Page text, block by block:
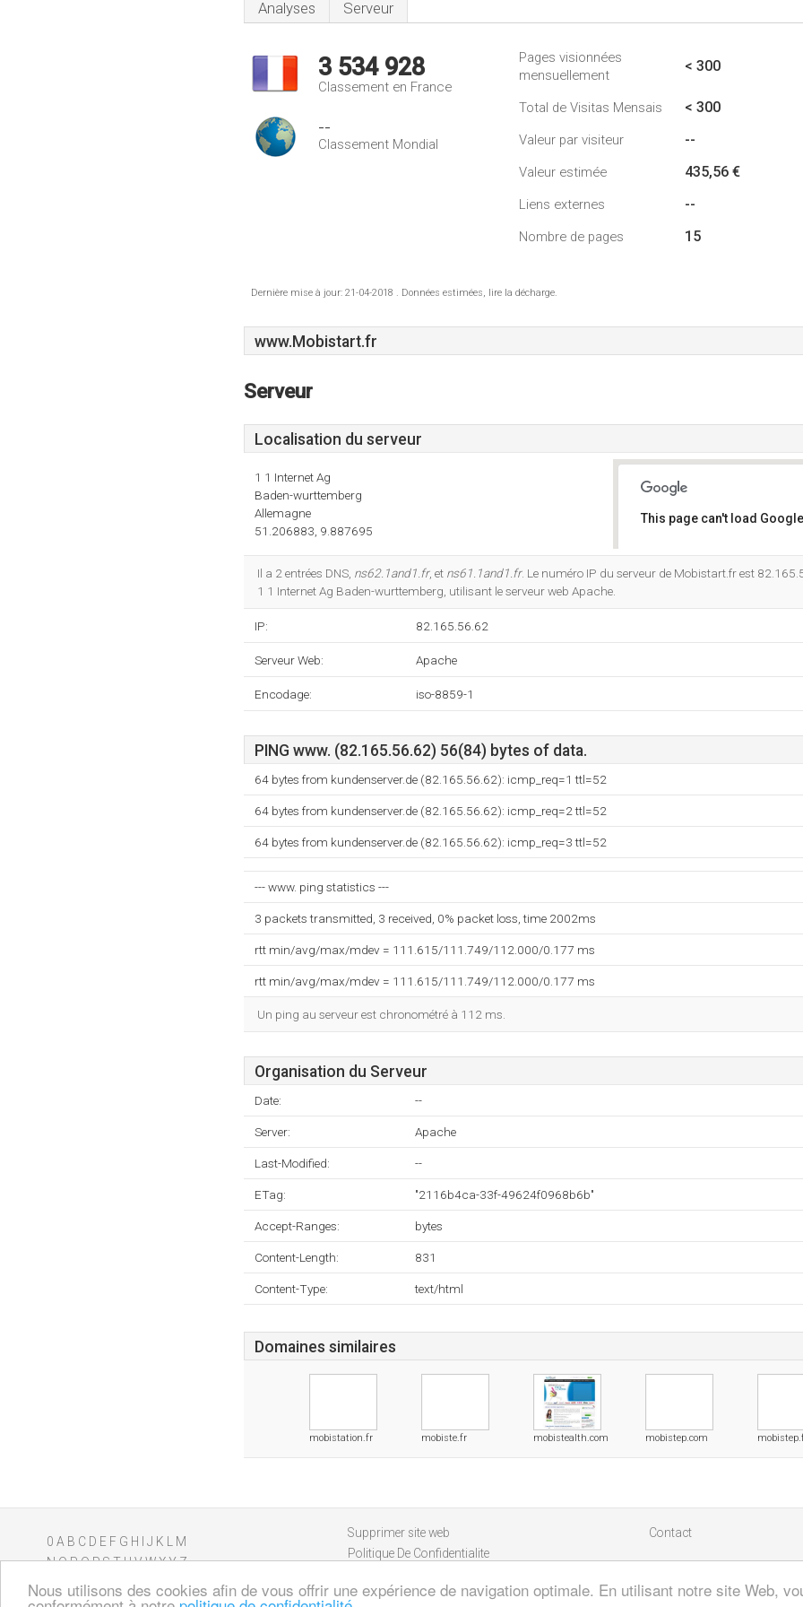
Nous utilisons des cookies afin de vous offrir une expérience de navigation optimale. En utilisant notre site Web,
Analyses Serveur
3 534 928
Classement en France
--
Classement Mondial
Pages visionnées
mensuellement
< 300
Total de Visitas Mensais < 300
Valeur par visiteur --
Valeur estimée 435,56 €
Liens externes --
Nombre de pages 15
Dernière mise à jour: 21-04-2018 . Données estimées, lire la décharge.
www.Mobistart.fr
Serveur
Localisation du serveur
1 1 Internet Ag
Baden-wurttemberg
Allemagne
51.206883, 9.887695
This page can't load
Il a 2 entrées DNS, ns62.1and1.fr, et ns61.1and1.fr. Le numéro IP du serveur de Mobistart.fr est
1 1 Internet Ag Baden-wurttemberg, utilisant le serveur web Apache.
IP: 82.165.56.62
Serveur Web: Apache
Encodage: iso-8859-1
PING www. (82.165.56.62) 56(84) bytes of data.
64 bytes from kundenserver.de (82.165.56.62): icmp_req=1 ttl=52
64 bytes from kundenserver.de (82.165.56.62): icmp_req=2 ttl=52
64 bytes from kundenserver.de (82.165.56.62): icmp_req=3 ttl=52
--- www. ping statistics ---
3 packets transmitted, 3 received, 0% packet loss, time 2002ms
rtt min/avg/max/mdev = 111.615/111.749/112.000/0.177 ms
rtt min/avg/max/mdev = 111.615/111.749/112.000/0.177 ms
Un ping au serveur est chronométré à 112 ms.
Organisation du Serveur
Date: --
Server: Apache
Last-Modified: --
ETag: "2116b4ca-33f-49624f0968b6b"
Accept-Ranges: bytes
Content-Length: 831
Content-Type: text/html
Domaines similaires
mobistation.fr mobiste.fr mobistealth.com mobistep.com
0 A B C D E F G H J K
M
NOPQRSTUVWXYZ
Supprimer site web
Politique De Confidentialite
Contact